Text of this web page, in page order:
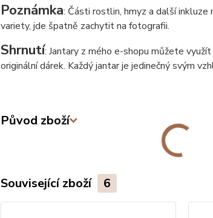
Poznámka: Části rostlin, hmyz a další
variety, jde špatně zachytit na fotografii.
Shrnutí: Jantary z mého e-shopu můžete
originální dárek. Každý jantar je jedinečný svým
Původ zboží
Související zboží 6